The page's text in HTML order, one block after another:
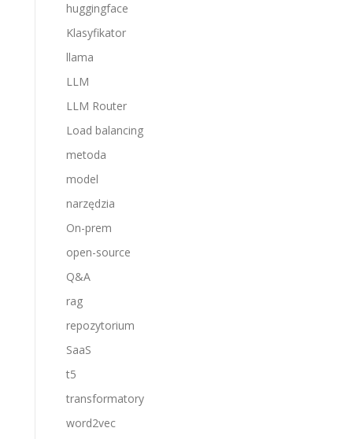
huggingface
Klasyfikator
llama
LLM
LLM Router
Load balancing
metoda
model
narzędzia
On-prem
open-source
Q&A
rag
repozytorium
SaaS
t5
transformatory
word2vec